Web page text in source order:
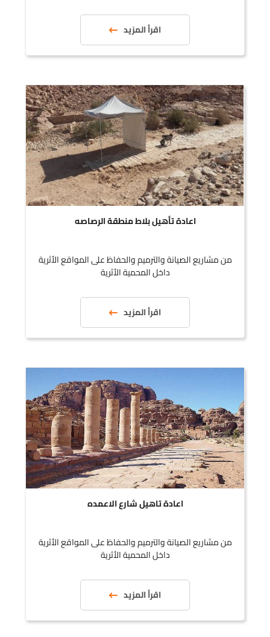
اقرأ المزيد
اعادة تأهيل بلاط منطقة الرصاصه
من مشاريع الصيانة والترميم والحفاظ على المواقع الأثرية
داخل المحمية الأثرية
اقرأ المزيد
اعادة تاهيل شارع الاعمده
من مشاريع الصيانة والترميم والحفاظ على المواقع الأثرية
داخل المحمية الأثرية
اقرأ المزيد